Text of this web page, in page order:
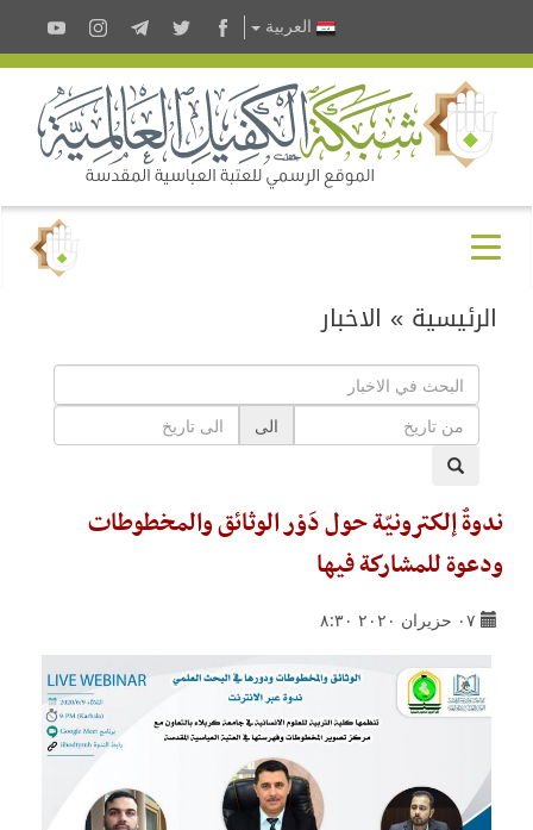
العربية
الرئيسية » الاخبار
الى
ندوةٌ إلكترونيّة حول دَوْر الوثائق والمخطوطات
ودعوة للمشاركة فيها
٠٧ حزيران ٢٠٢٠ ٨:٣٠